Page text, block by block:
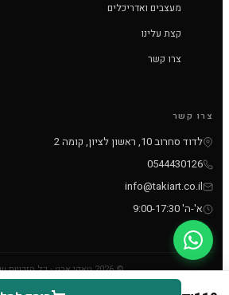
מעצבים ואדריכלים
קצת עלינו
צרו קשר
צרו קשר
לדוד סחרוב 10, ראשון לציון, קומה 2
0544430126
info@takiart.co.il
א'-ה' 9:00-17:30
© 2026 טאקי ארט - כל הזכויות שמורות